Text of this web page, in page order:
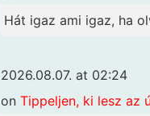
Hát igaz ami igaz, ha
2026.08.07. at 02:24
on Tippeljen, ki lesz az